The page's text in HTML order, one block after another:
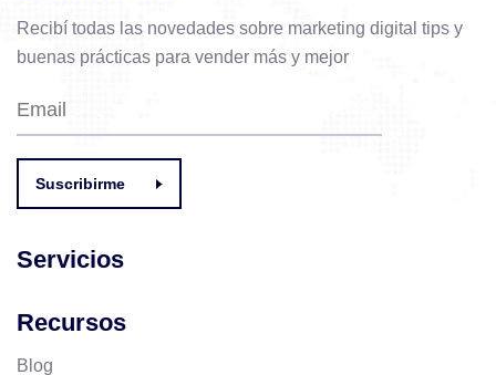
Recibí todas las novedades sobre marketing digital tips y
buenas prácticas para vender más y mejor
Suscribirme
Servicios
Recursos
Blog